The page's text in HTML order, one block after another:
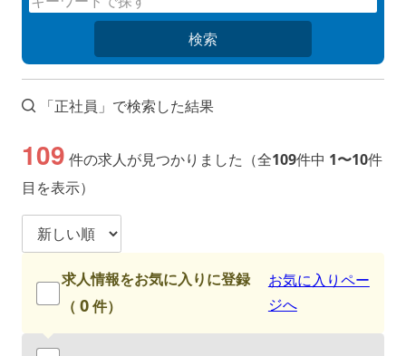
検索
「正社員」で検索した結果
109 件の求人が見つかりました（全109件中 1〜10件
目を表示）
求人情報をお気に入りに登録
（ 0件）
お気に入りペー
ジへ